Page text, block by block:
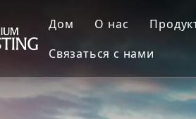
Дом О нас
Связаться с нами